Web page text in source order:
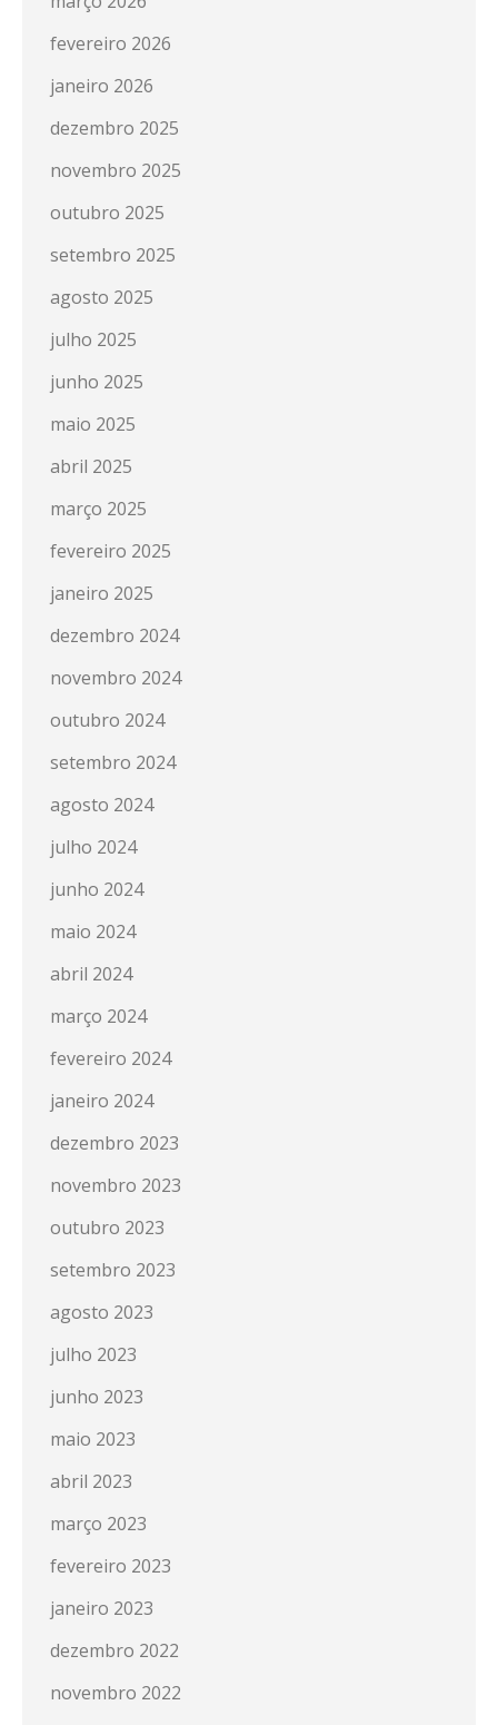
fevereiro 2026
janeiro 2026
dezembro 2025
novembro 2025
outubro 2025
setembro 2025
agosto 2025
julho 2025
junho 2025
maio 2025
abril 2025
março 2025
fevereiro 2025
janeiro 2025
dezembro 2024
novembro 2024
outubro 2024
setembro 2024
agosto 2024
julho 2024
junho 2024
maio 2024
abril 2024
março 2024
fevereiro 2024
janeiro 2024
dezembro 2023
novembro 2023
outubro 2023
setembro 2023
agosto 2023
julho 2023
junho 2023
maio 2023
abril 2023
março 2023
fevereiro 2023
janeiro 2023
dezembro 2022
novembro 2022